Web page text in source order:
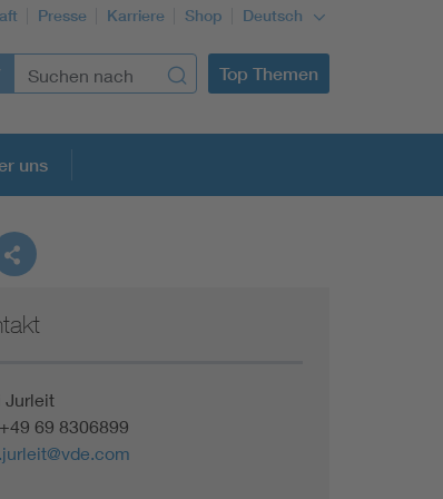
Presse Karriere Shop Deutsch
Top Themen
uns
Jurleit
69 8306899